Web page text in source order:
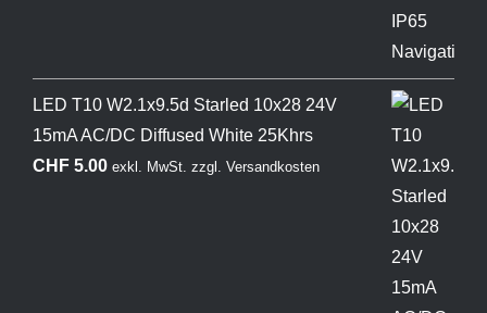
LED T10 W2.1x9.5d Starled 10x28 24V
15mA AC/DC Diffused White 25Khrs
CHF5.00 exkl. MwSt. zzgl. Versandkosten